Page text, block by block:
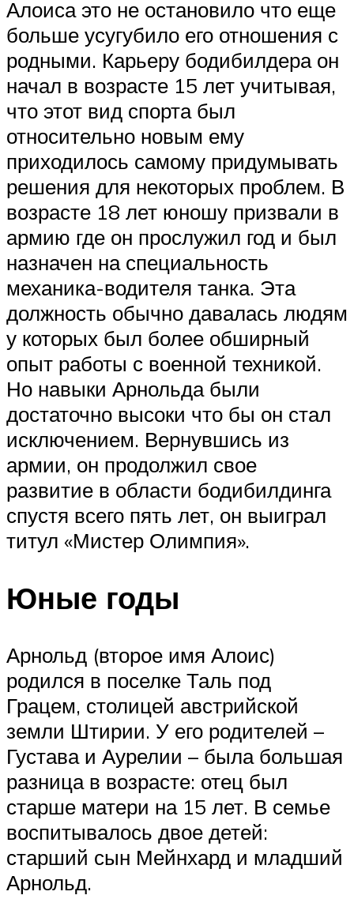
Алоиса это не остановило что еще
больше усугубило его отношения с
родными. Карьеру бодибилдера он
начал в возрасте 15 лет учитывая,
что этот вид спорта был
относительно новым ему
приходилось самому придумывать
решения для некоторых проблем. В
возрасте 18 лет юношу призвали в
армию где он прослужил год и был
назначен на специальность
механика-водителя танка. Эта
должность обычно давалась людям
у которых был более обширный
опыт работы с военной техникой.
Но навыки Арнольда были
достаточно высоки что бы он стал
исключением. Вернувшись из
армии, он продолжил свое
развитие в области бодибилдинга
спустя всего пять лет, он выиграл
титул «Мистер Олимпия».
Юные годы
Арнольд (второе имя Алоис)
родился в поселке Таль под
Грацем, столицей австрийской
земли Штирии. У его родителей –
Густава и Аурелии – была большая
разница в возрасте: отец был
старше матери на 15 лет. В семье
воспитывалось двое детей:
старший сын Мейнхард и младший
Арнольд.